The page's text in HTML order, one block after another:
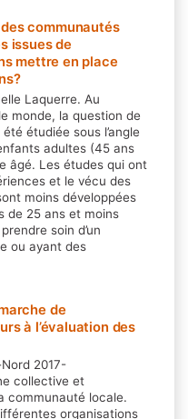
communautés
issues de
mettre en place
Laquerre. Au
monde, la question de
étudiée sous l’angle
adultes (45 ans
âgé. Les études qui ont
et le vécu des
moins développées
de 25 ans et moins
soin d’un
ou ayant des
de
à l’évaluation des
2017-
collective et
communauté locale.
organisations